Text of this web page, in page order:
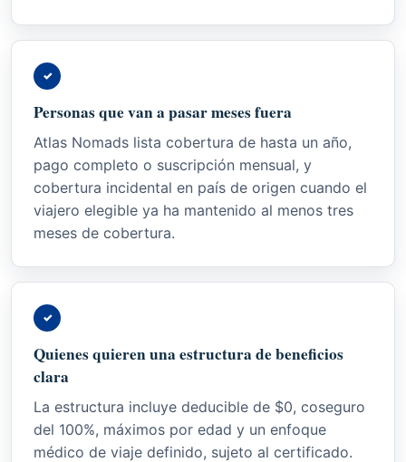
✓
Personas que van a pasar meses fuera
Atlas Nomads lista cobertura de hasta un año,
pago completo o suscripción mensual, y
cobertura incidental en país de origen cuando el
viajero elegible ya ha mantenido al menos tres
meses de cobertura.
✓
Quienes quieren una estructura de beneficios
clara
La estructura incluye deducible de $0, coseguro
del 100%, máximos por edad y un enfoque
médico de viaje definido, sujeto al certificado.